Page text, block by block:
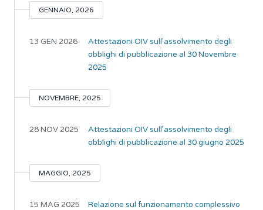
GENNAIO, 2026
13 GEN 2026
Attestazioni OIV sull’assolvimento degli
obblighi di pubblicazione al 30 Novembre
2025
NOVEMBRE, 2025
28 NOV 2025
Attestazioni OIV sull’assolvimento degli
obblighi di pubblicazione al 30 giugno 2025
MAGGIO, 2025
15 MAG 2025
Relazione sul funzionamento complessivo